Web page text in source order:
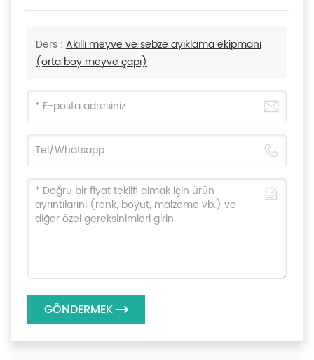
Ders : Akıllı meyve ve sebze ayıklama ekipmanı
(orta boy meyve çapı)
GÖNDERMEK